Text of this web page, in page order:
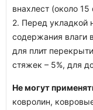
внахлест (около
2. Перед укладкой
содержания влаги
для плит
стяжек – 5%, для
Не могут
ковролин,